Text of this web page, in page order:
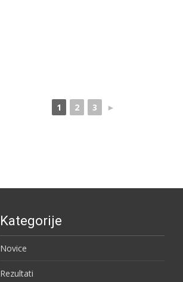
1 2 3 ►
Kategorije
Novice
Rezultati